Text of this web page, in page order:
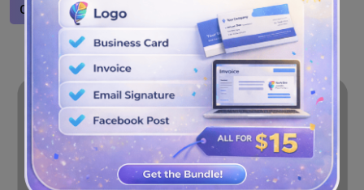
Concevoir un logo